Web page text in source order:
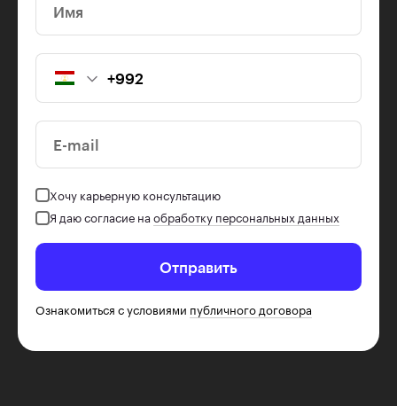
Имя
E-mail
Хочу карьерную консультацию
Я даю согласие на обработку персональных данных
Отправить
Ознакомиться с условиями публичного договора